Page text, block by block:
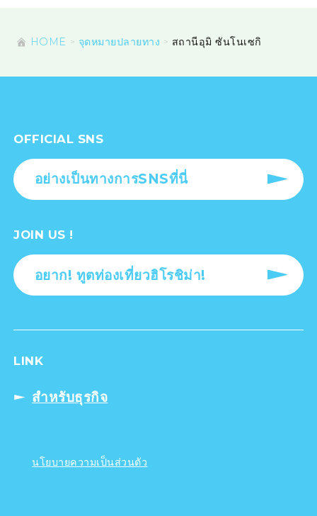
HOME จุดหมายปลายทาง สถานีอุมิ ซันโนเซกิ
OFFICIAL SNS
อย่างเป็นทางการSNSที่นี่
JOIN US !
อยาก! ทูตท่องเที่ยวฮิโรชิม่า!
LINK
สำหรับธุรกิจ
นโยบายความเป็นส่วนตัว